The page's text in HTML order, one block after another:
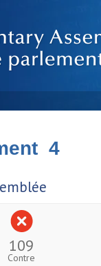
4
109
Contre